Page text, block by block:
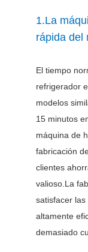
1.La
rápida del
El tiempo
refrigerador
modelos
15 minutos
máquina de
fabricación
clientes
valioso.La
satisfacer
altamente
demasiado